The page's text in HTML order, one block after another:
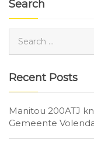
Search
Recent Posts
Manitou 200ATJ
Gemeente